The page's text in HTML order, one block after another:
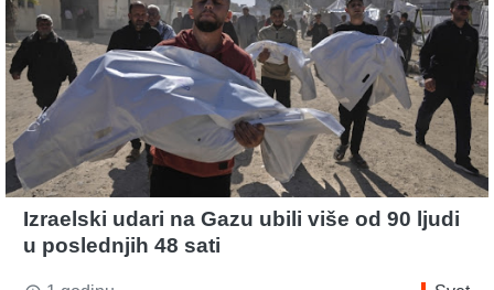
Izraelski udari na Gazu ubili više od 90 ljudi
u poslednjih 48 sati